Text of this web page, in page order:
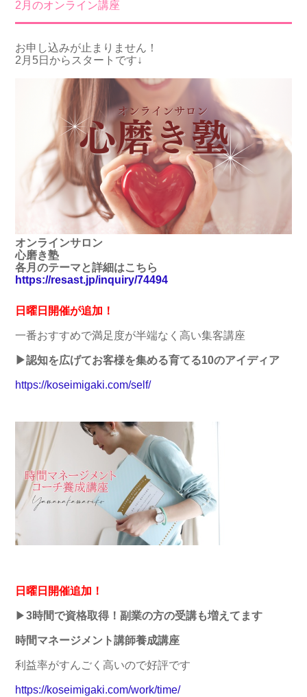
2月のオンライン講座
お申し込みが止まりません！
2月5日からスタートです↓
オンラインサロン
心磨き塾
各月のテーマと詳細はこちら
https://resast.jp/inquiry/74494
日曜日開催が追加！
一番おすすめで満足度が半端なく高い集客講座
▶認知を広げてお客様を集める育てる10のアイディア
https://koseimigaki.com/self/
日曜日開催追加！
▶3時間で資格取得！副業の方の受講も増えてます
時間マネージメント講師養成講座
利益率がすんごく高いので好評です
https://koseimigaki.com/work/time/